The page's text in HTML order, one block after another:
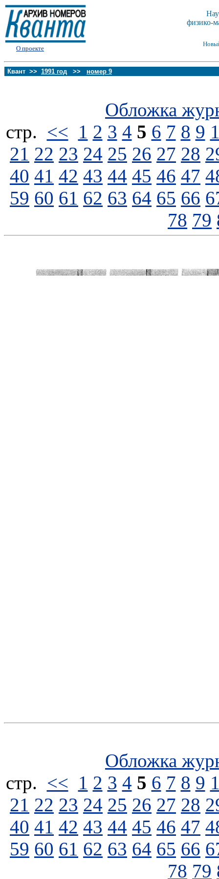
О проекте
физико-
Квант >> 1991 год >> номер 9
Обложка
стp. << 1 2 3 4 5 6 7 8 9
21 22 23 24 25 26 27 28
40 41 42 43 44 45 46 47
59 60 61 62 63 64 65 66
78 79
Обложка
стp. << 1 2 3 4 5 6 7 8 9
21 22 23 24 25 26 27 28
40 41 42 43 44 45 46 47
59 60 61 62 63 64 65 66
78 79